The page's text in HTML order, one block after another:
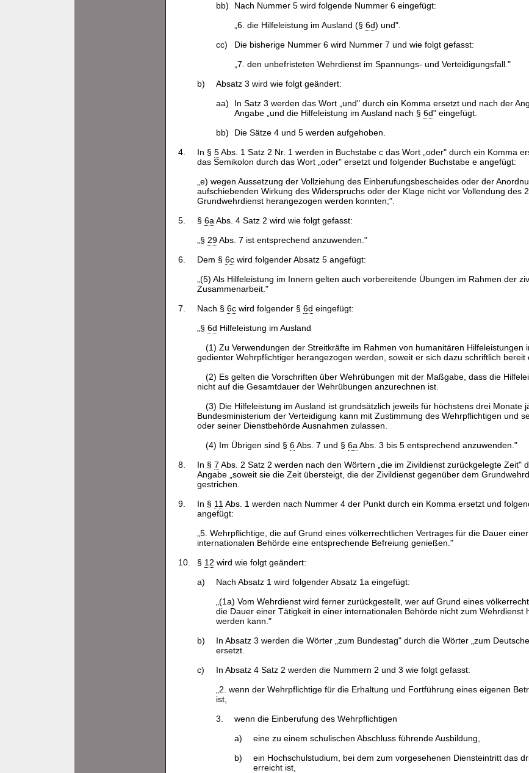
bb)
Nach Nummer 5 wird folgende Nummer 6 eingefügt:
„6. die Hilfeleistung im Ausland (§6d) und".
cc)
Die bisherige Nummer 6 wird Nummer 7 und wie folgt gefasst:
„7. den unbefristeten Wehrdienst im Spannungs- und Verteidigungsfall."
b)
Absatz 3 wird wie folgt geändert:
aa)
In Satz 3 werden das Wort „und" durch ein Komma ersetzt und nach der
Angabe „und die Hilfeleistung im Ausland nach §6d" eingefügt.
bb)
Die Sätze 4 und 5 werden aufgehoben.
4.
In § 5Abs. 1 Satz 2 Nr. 1 werden in Buchstabe c das Wort „oder" durch ein Komma
das Semikolon durch das Wort „oder" ersetzt und folgender Buchstabe e angefügt:
„e) wegen Aussetzung der Vollziehung des Einberufungsbescheides oder der
aufschiebenden Wirkung des Widerspruchs oder der Klage nicht vor Vollendung des
Grundwehrdienst herangezogen werden konnten;".
5.
§ 6a Abs. 4 Satz 2 wird wie folgt gefasst:
„§ 29Abs. 7 ist entsprechend anzuwenden."
6.
Dem § 6cwird folgender Absatz 5 angefügt:
„(5) Als Hilfeleistung im Innern gelten auch vorbereitende Übungen im Rahmen der
Zusammenarbeit."
7.
Nach § 6cwird folgender § 6d eingefügt:
„§ 6d Hilfeleistung im Ausland
(1) Zu Verwendungen der Streitkräfte im Rahmen von humanitären Hilfeleistungen
gedienter Wehrpflichtiger herangezogen werden, soweit er sich dazu schriftlich bereit
(2) Es gelten die Vorschriften über Wehrübungen mit der Maßgabe, dass die
nicht auf die Gesamtdauer der Wehrübungen anzurechnen ist.
(3) Die Hilfeleistung im Ausland ist grundsätzlich jeweils für höchstens drei Monate
Bundesministerium der Verteidigung kann mit Zustimmung des Wehrpflichtigen und
oder seiner Dienstbehörde Ausnahmen zulassen.
(4) Im Übrigen sind § 6Abs. 7 und § 6a Abs. 3 bis 5 entsprechend anzuwenden."
8.
In § 7 Abs. 2 Satz 2 werden nach den Wörtern „die im Zivildienst zurückgelegte Zeit"
Angabe „soweit sie die Zeit übersteigt, die der Zivildienst gegenüber dem
gestrichen.
9.
In § 11 Abs. 1 werden nach Nummer 4 der Punkt durch ein Komma ersetzt und
angefügt:
„5. Wehrpflichtige, die auf Grund eines völkerrechtlichen Vertrages für die Dauer
internationalen Behörde eine entsprechende Befreiung genießen."
10.
§ 12 wird wie folgt geändert:
a)
Nach Absatz 1 wird folgender Absatz 1a eingefügt:
„(1a) Vom Wehrdienst wird ferner zurückgestellt, wer auf Grund eines
die Dauer einer Tätigkeit in einer internationalen Behörde nicht zum Wehrdienst
werden kann."
b)
In Absatz 3 werden die Wörter „zum Bundestag" durch die Wörter „zum
ersetzt.
c)
In Absatz 4 Satz 2 werden die Nummern 2 und 3 wie folgt gefasst:
„2. wenn der Wehrpflichtige für die Erhaltung und Fortführung eines eigenen
ist,
3.
wenn die Einberufung des Wehrpflichtigen
a)
eine zu einem schulischen Abschluss führende Ausbildung,
b)
ein Hochschulstudium, bei dem zum vorgesehenen Diensteintritt das
erreicht ist,